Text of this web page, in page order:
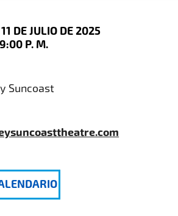
DE JULIO DE 2025
P. M.
Suncoast